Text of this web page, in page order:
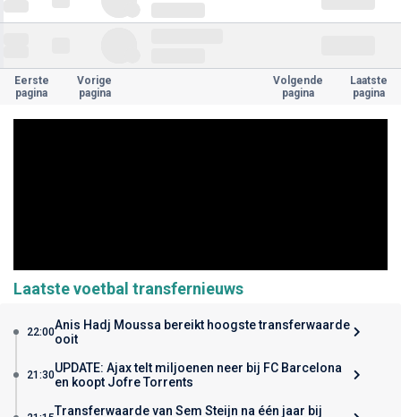
Eerste
pagina
Vorige
pagina
Volgende
pagina
Laatste
pagina
Laatste voetbal transfernieuws
22:00Anis Hadj Moussa bereikt hoogste transferwaarde
ooit
21:30UPDATE: Ajax telt miljoenen neer bij FC Barcelona
en koopt Jofre Torrents
Transferwaarde van Sem Steijn na één jaar bij